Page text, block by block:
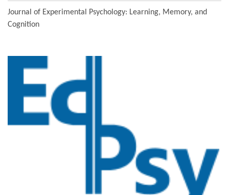
Journal of Experimental Psychology: Learning, Memory, and
Cognition